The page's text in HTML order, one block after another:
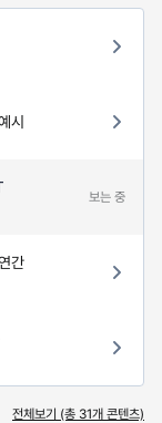
시
보는 중
간
전체보기 (총 31개 콘텐츠)